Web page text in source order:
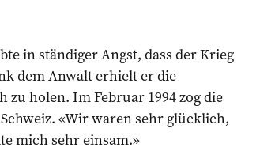
in ständiger Angst, dass der Krieg
dem Anwalt erhielt er die
zu holen. Im Februar 1994 zog die
«Wir waren sehr glücklich,
mich sehr einsam.»